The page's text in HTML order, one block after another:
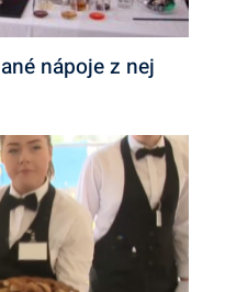
nápoje z nej